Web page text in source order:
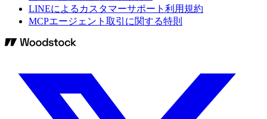
LINEによるカスタマーサポート利用規約
MCPエージェント取引に関する特則